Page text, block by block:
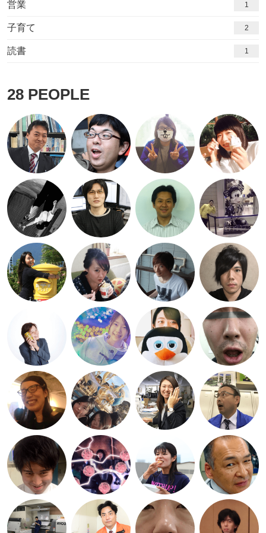
営業 1
子育て 2
読書 1
28 PEOPLE